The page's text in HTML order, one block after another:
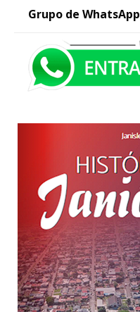
Grupo de WhatsApp